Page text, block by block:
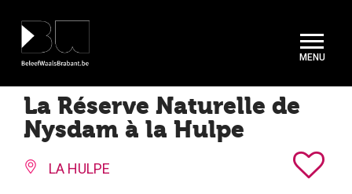
La Réserve Naturelle de
Nysdam à la Hulpe
LA HULPE